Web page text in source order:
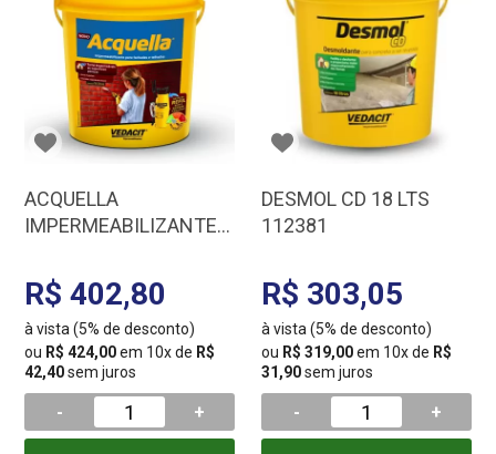
ACQUELLA
IMPERMEABILIZANTE
112306
R$ 402,80
à vista (5% de desconto)
ou R$ 424,00em 10x de R$
42,40sem juros
- +
DESMOL CD 18 LTS
112381
R$ 303,05
à vista (5% de desconto)
ou R$ 319,00em 10x de R$
31,90sem juros
- +